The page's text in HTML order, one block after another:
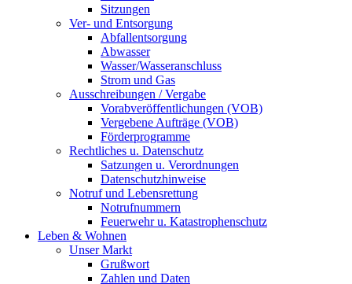
Sitzungen
Ver- und Entsorgung
Abfallentsorgung
Abwasser
Wasser/Wasseranschluss
Strom und Gas
Ausschreibungen / Vergabe
Vorabveröffentlichungen (VOB)
Vergebene Aufträge (VOB)
Förderprogramme
Rechtliches u. Datenschutz
Satzungen u. Verordnungen
Datenschutzhinweise
Notruf und Lebensrettung
Notrufnummern
Feuerwehr u. Katastrophenschutz
Leben & Wohnen
Unser Markt
Grußwort
Zahlen und Daten